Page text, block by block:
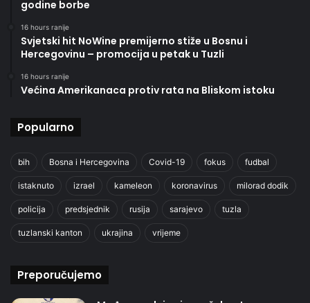
godine borbe
16 hours ranije
Svjetski hit NoWine premijerno stiže u Bosnu i
Hercegovinu – promocija u petak u Tuzli
16 hours ranije
Većina Amerikanaca protiv rata na Bliskom istoku
Popularno
bih Bosna i Hercegovina Covid-19 fokus fudbal
istaknuto izrael kameleon koronavirus milorad dodik
policija predsjednik rusija sarajevo tuzla
tuzlanski kanton ukrajina vrijeme
Preporučujemo